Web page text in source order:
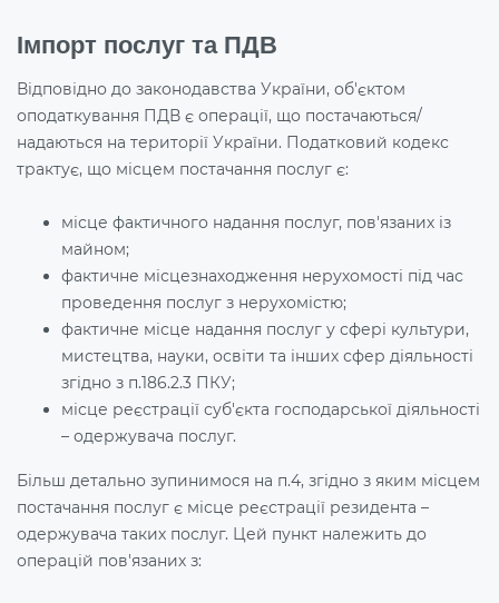
Імпорт послуг та ПДВ
Відповідно до законодавства України, об'єктом
оподаткування ПДВ є операції, що постачаються/
надаються на території України. Податковий кодекс
трактує, що місцем постачання послуг є:
місце фактичного надання послуг, пов'язаних із
майном;
фактичне місцезнаходження нерухомості під час
проведення послуг з нерухомістю;
фактичне місце надання послуг у сфері культури,
мистецтва, науки, освіти та інших сфер діяльності
згідно з п.186.2.3 ПКУ;
місце реєстрації суб'єкта господарської діяльності
– одержувача послуг.
Більш детально зупинимося на п.4, згідно з яким місцем
постачання послуг є місце реєстрації резидента –
одержувача таких послуг. Цей пункт належить до
операцій пов'язаних з: